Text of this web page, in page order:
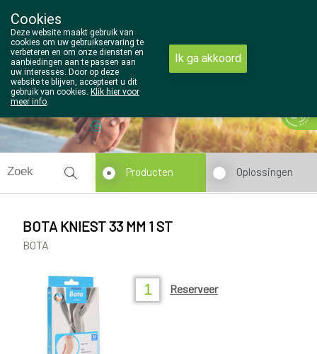
014/810298
Vandaag
Producten Oplossingen
BOTA KNIEST 33 MM 1 ST
BOTA
Reserveer
Cookies
Deze website maakt gebruik van
cookies om uw gebruikservaring te
verbeteren en om onze diensten en
aanbiedingen aan te passen aan
uw interesses. Door op deze
website te blijven, accepteert u dit
gebruik van cookies. Klik hier voor
meer info.
Ik ga akkoord